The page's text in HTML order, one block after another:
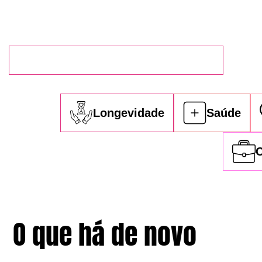
Longevidade Saúde
O que há de novo